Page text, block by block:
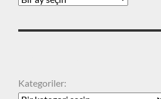
Kategoriler: